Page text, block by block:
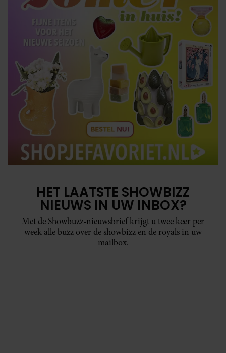
HET LAATSTE SHOWBIZZ
NIEUWS IN UW INBOX?
Met de Showbuzz-nieuwsbrief krijgt u twee keer per
week alle buzz over de showbizz en de royals in uw
mailbox.